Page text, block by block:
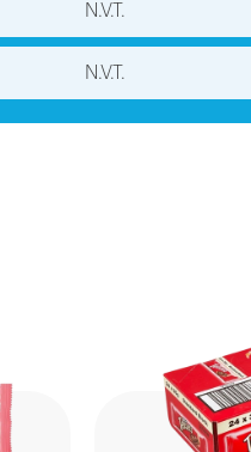
N.V.T.
N.V.T.